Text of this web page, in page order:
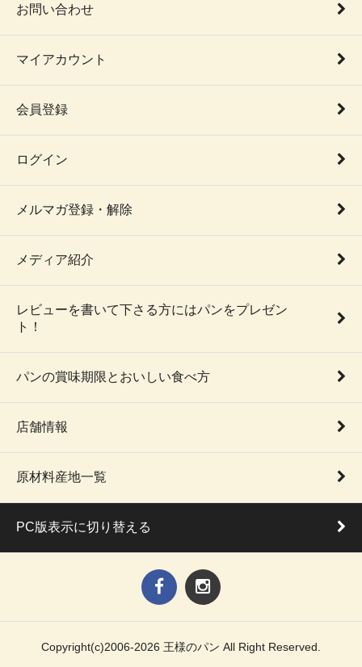
お問い合わせ
マイアカウント
会員登録
ログイン
メルマガ登録・解除
メディア紹介
レビューを書いて下さる方にはパンをプレゼン
ト！
パンの賞味期限とおいしい食べ方
店舗情報
原材料産地一覧
PC版表示に切り替える
Copyright(c)2006-2026 王様のパン All Right Reserved.